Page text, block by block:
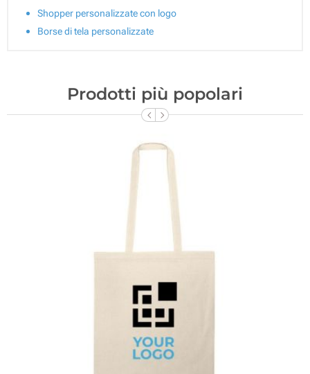
Shopper personalizzate con logo
Borse di tela personalizzate
Prodotti più popolari